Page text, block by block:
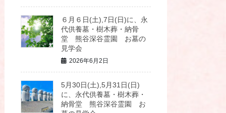
６月６日(土),7日(日)に、永
代供養墓・樹木葬・納骨
堂 熊谷深谷霊園 お墓の
見学会
2026年6月2日
5月30日(土),5月31日(日)
に、永代供養墓・樹木葬・
納骨堂 熊谷深谷霊園 お